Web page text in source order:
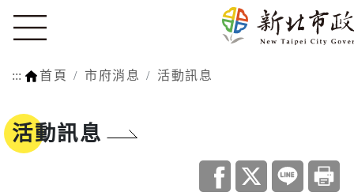
::: 首頁 市府消息 活動訊息
活動訊息